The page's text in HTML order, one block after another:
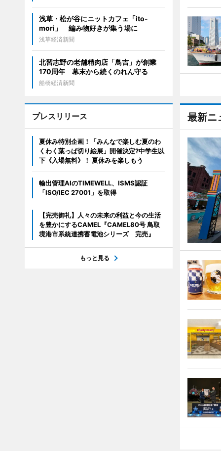
最新ニ
浅草・松が谷にニットカフェ「ito-
mori」 編み物好きが集う場に
浅草経済新聞
北習志野の老舗精肉店「鳥吉」が創業
170周年 幕末から続くのれん守る
船橋経済新聞
プレスリリース
夏休み特別企画！「みんなで楽しむ夏のわ
くわく葉っぱ切り絵展」開催決定?中学生以
下《入場無料》！ 夏休みを楽しもう
輸出管理AIのTIMEWELL、ISMS認証
「ISO/IEC 27001」を取得
【完売御礼】人々の未来の利益と今の生活
を豊かにするCAMEL『CAMEL80号 鳥取
境港市系統連携蓄電池シリーズ 完売』
もっと見る